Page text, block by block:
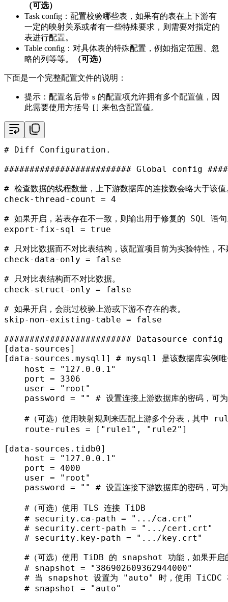
（可选）
Task config：配置校验哪些表，如果有的表在上下游有
一定的映射关系或者有一些特殊要求，则需要对指定的
表进行配置。
Table config：对具体表的特殊配置，例如指定范围、忽
略的列等等。
（可选）
下面是一个完整配置文件的说明：
提示：配置名后带 s 的配置项允许拥有多个配置值，因
此需要使用方括号 [] 来包含配置值。
# Diff Configuration.
######################### Global config
# 检查数据的线程数量，上下游数据库的连接数会略大于该值
check-thread-count
= 4
# 如果开启，若表存在不一致，则输出用于修复的 SQL 语
export-fix-sql
= true
# 只对比数据而不对比表结构，该配置项目前为实验特性，
check-data-only = false
# 只对比表结构而不对比数据。
check-struct-only = false
# 如果开启，会跳过校验上游或下游不存在的表。
skip-non-existing-table = false
######################### Datasource config
[data-sources]
[data-sources.mysql1]
# mysql1 是该数据库实
host
=
"127.0.0.1"
port
= 3306
user =
"root"
password = "" # 设置连接上游数据库的密码，可
#（可选）使用映射规则来匹配上游多个分表，其
route-rules
= [ "rule1" , "rule2" ]
[data-sources.tidb0]
host
=
"127.0.0.1"
port
= 4000
user =
"root"
password = "" # 设置连接下游数据库的密码，可
#（可选）使用 TLS 连接 TiDB
# security.ca-path = ".../ca.crt"
# security.cert-path = ".../cert.crt"
# security.key-path = ".../key.crt"
#（可选）使用 TiDB 的 snapshot 功能，如果开启
# snapshot = "386902609362944000"
# 当 snapshot 设置为 "auto" 时，使用
# snapshot = "auto"